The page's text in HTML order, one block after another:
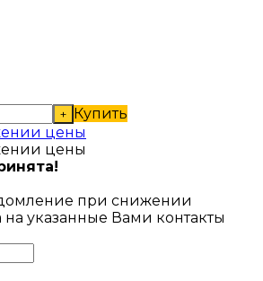
+ Купить
цены
цены
при снижении
на указанные Вами контакты